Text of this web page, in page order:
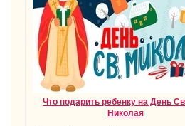
Что подарить ребенку на День
Николая